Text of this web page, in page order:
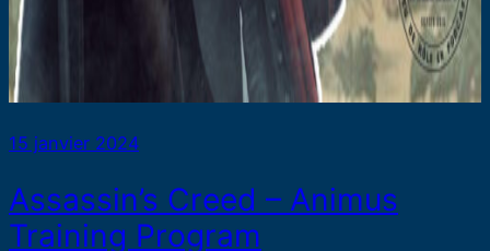
15 janvier 2024
Assassin’s Creed – Animus
Training Program